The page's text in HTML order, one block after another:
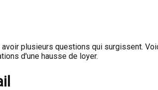
plusieurs questions qui surgissent.
d'une hausse de loyer.